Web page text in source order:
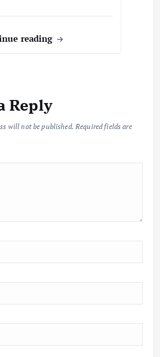
reading
Reply
will not be published. Required fields are